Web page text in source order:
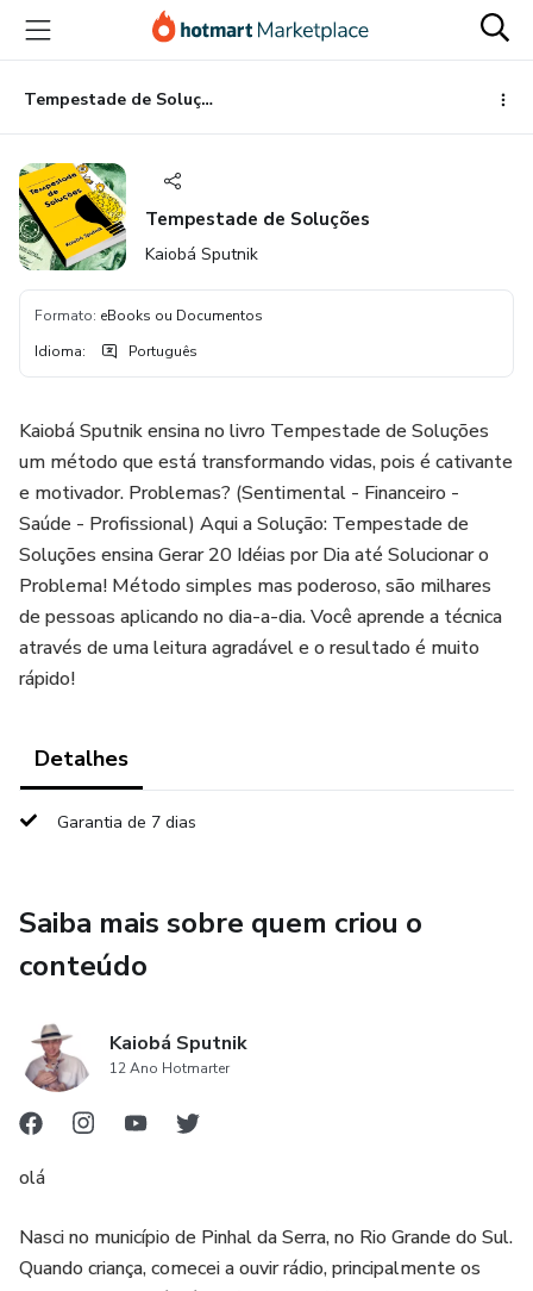
para
conteúdo
principal
para
pagamento
para
rodapé
Tempestade de Soluções
Tempestade de Soluções
Kaiobá Sputnik
Formato: eBooks ou Documentos
Idioma: Português
Kaiobá Sputnik ensina no livro Tempestade de Soluções
um método que está transformando vidas, pois é cativante
e motivador. Problemas? (Sentimental - Financeiro -
Saúde - Profissional) Aqui a Solução: Tempestade de
Soluções ensina Gerar 20 Idéias por Dia até Solucionar o
Problema! Método simples mas poderoso, são milhares
de pessoas aplicando no dia-a-dia. Você aprende a técnica
através de uma leitura agradável e o resultado é muito
rápido!
Detalhes
Garantia de 7 dias
Saiba mais sobre quem criou o
conteúdo
Kaiobá Sputnik
12 Ano Hotmarter
olá
Nasci no município de Pinhal da Serra, no Rio Grande do Sul.
Quando criança, comecei a ouvir rádio, principalmente os